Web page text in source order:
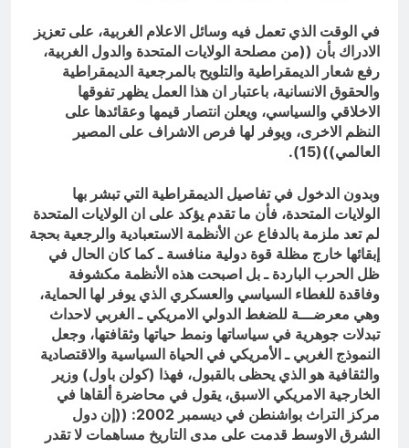
في الوقت الذي تعمل فيه وسائل الاعلام الغربية، على تعزيز
الادراك بأن ((من مصلحة الولايات المتحدة والدول الغربية،
رفع شعار الديمقراطية والتلويح بالمرجعية الديمقراطية
والحقوق الانسانية، باعتبار ان هذا العمل يظهر تفوقها
الاخلاقي والسياسي، ويعلن انتصار قيمها وعقائدها على
النظم الاخرى، ويوفر لها فرص الاشراف على المصير
العالمي))(15).
وبدون الدخول في تفاصيل الديمقراطية التي تبشر بها
الولايات المتحدة، فأن ما تقدم يؤكد على ان الولايات المتحدة
لم تعد ملزمة بالدفاع عن الأنظمة الاستعبادية والرجعية بحجة
إبقائها خارج مظلة قوة دولية منافسة ـ كما كان الحال في
ظل الحرب الباردة ـ بل اصبحت هذه الأنظمة مكشوفة
وفاقدة للغطاء السياسي والعسكري الذي يوفر لها الحماية،
وهي معرضـــة للضغط الدولي الامريكي ـ الغربي لاحداث
تبدلات جوهرية في سياساتها ونمط حياتها وثقافتها، وجعل
النموذج الغربي ـ الأمريكي في الحياة السياسية والاقتصادية
والثقافية هو الذي يحظى بالقبول، فهذا (كولن باول) وزير
الخارجية الامريكي الاسبق، يقول في محاضرة ألقاها في
مركز التراث بواشنطن في ديسمبر 2002: ((إن دول
الشرق الاوسط قدمت على مدى التاريخ مساهمات لا تقدر